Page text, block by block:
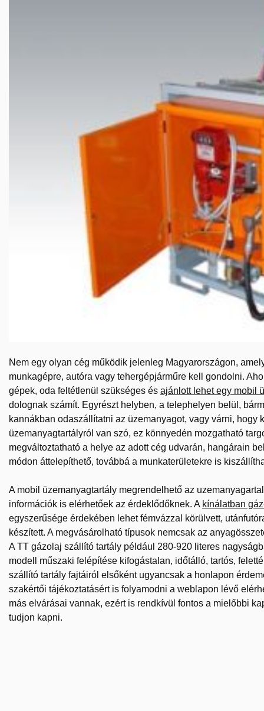
Nem egy olyan cég működik jelenleg Magyarországon,
munkagépre, autóra vagy tehergépjárműre kell gondolni.
gépek, oda feltétlenül szükséges és ajánlott lehet egy mobil
dolognak számít. Egyrészt helyben, a telephelyen belül,
kannákban odaszállítatni az üzemanyagot, vagy várni,
üzemanyagtartályról van szó, ez könnyedén mozgatható
megváltoztatható a helye az adott cég udvarán, hangárain
módon áttelepíthető, továbbá a munkaterületekre is
A mobil üzemanyagtartály megrendelhető az
információk is elérhetőek az érdeklődőknek. A kínálatban
egyszerűsége érdekében lehet fémvázzal körülvett,
készített. A megvásárolható típusok nemcsak az
A TT gázolaj szállító tartály például 280-920 literes
modell műszaki felépítése kifogástalan, időtálló, tartós,
szállító tartály fajtáiról elsőként ugyancsak a honlapon
szakértői tájékoztatásért is folyamodni a weblapon lévő
más elvárásai vannak, ezért is rendkívül fontos a mielőbbi
tudjon kapni.